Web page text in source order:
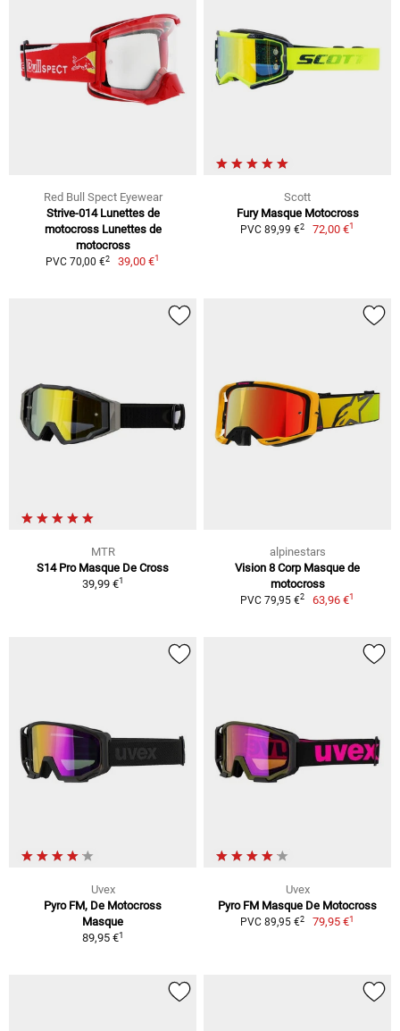
Red Bull Spect Eyewear
Strive-014 Lunettes de
motocross Lunettes de
motocross
PVC 70,00 €2 39,00 €1
Scott
Fury Masque Motocross
PVC 89,99 €2 72,00 €1
MTR
S14 Pro Masque De Cross
39,99 €1
alpinestars
Vision 8 Corp Masque de
motocross
PVC 79,95 €2 63,96 €1
Uvex
Pyro FM, De Motocross
Masque
89,95 €1
Uvex
Pyro FM Masque De Motocross
PVC 89,95 €2 79,95 €1